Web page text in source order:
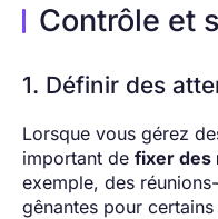
Contrôle et
1. Définir des
Lorsque vous gérez
important de fixer des
exemple, des
gênantes pour